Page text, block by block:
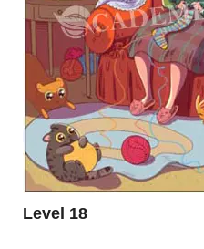
Level 18